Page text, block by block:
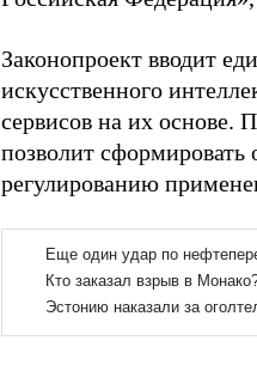
Законопроект вводит
искусственного
сервисов на их основе.
позволит
регулированию